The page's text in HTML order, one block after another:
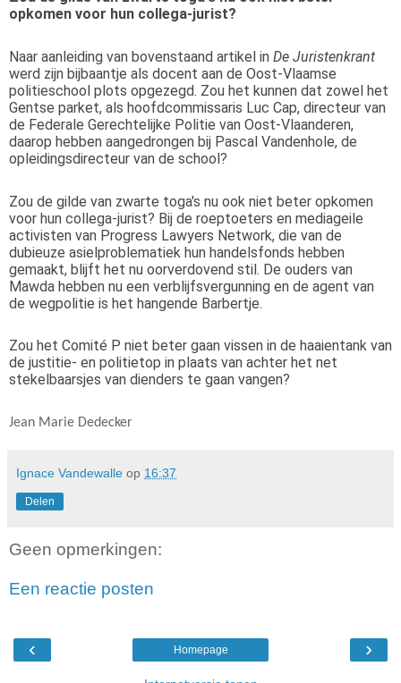
opkomen voor hun collega-jurist?
Naar aanleiding van bovenstaand artikel in De Juristenkrant
werd zijn bijbaantje als docent aan de Oost-Vlaamse
politieschool plots opgezegd. Zou het kunnen dat zowel het
Gentse parket, als hoofdcommissaris Luc Cap, directeur van
de Federale Gerechtelijke Politie van Oost-Vlaanderen,
daarop hebben aangedrongen bij Pascal Vandenhole, de
opleidingsdirecteur van de school?
Zou de gilde van zwarte toga's nu ook niet beter opkomen
voor hun collega-jurist? Bij de roeptoeters en mediageile
activisten van Progress Lawyers Network, die van de
dubieuze asielproblematiek hun handelsfonds hebben
gemaakt, blijft het nu oorverdovend stil. De ouders van
Mawda hebben nu een verblijfsvergunning en de agent van
de wegpolitie is het hangende Barbertje.
Zou het Comité P niet beter gaan vissen in de haaientank van
de justitie- en politietop in plaats van achter het net
stekelbaarsjes van dienders te gaan vangen?
Jean Marie Dedecker
Ignace Vandewalle op 16:37
Delen
Geen opmerkingen:
Een reactie posten
‹ ›
Homepage